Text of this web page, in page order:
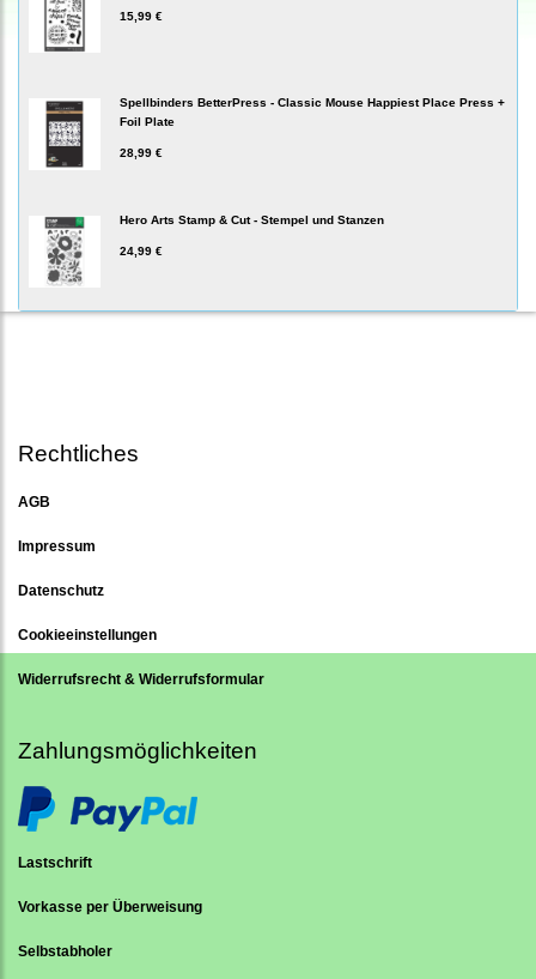
15,99 €
Spellbinders BetterPress - Classic Mouse Happiest Place Press +
Foil Plate
28,99 €
Hero Arts Stamp & Cut - Stempel und Stanzen
24,99 €
Rechtliches
AGB
Impressum
Datenschutz
Cookieeinstellungen
Widerrufsrecht & Widerrufsformular
Zahlungsmöglichkeiten
Lastschrift
Vorkasse per Überweisung
Selbstabholer